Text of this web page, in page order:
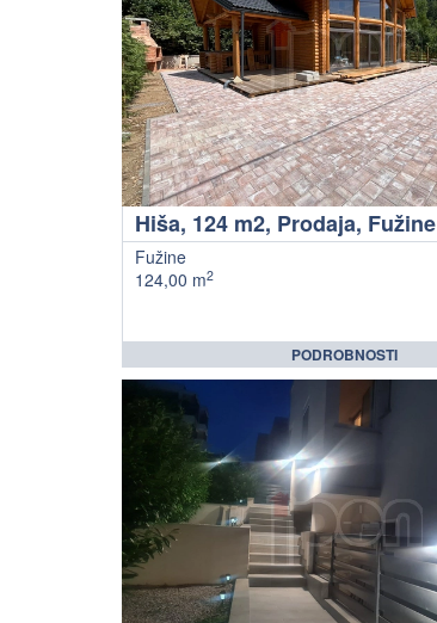
Hiša, 124 m2, Prodaja, Fužine
Fužine
124,00 m2
PODROBNOSTI